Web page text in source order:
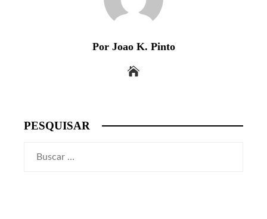
Por Joao K. Pinto
PESQUISAR